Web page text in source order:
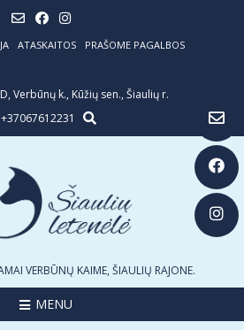
ATASKAITOS
PRAŠOME PAGALBOS
Verbūnų k., Kūžių sen., Šiaulių r.
VERBŪNŲ KAIME, ŠIAULIŲ RAJONE.
MENU